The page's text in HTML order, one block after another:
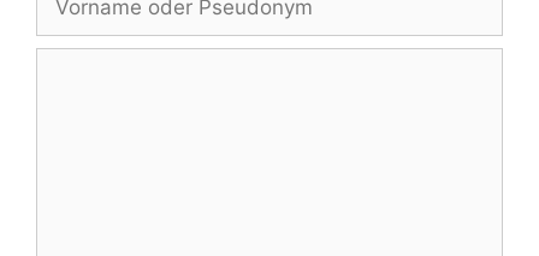
oder
Pseudonym